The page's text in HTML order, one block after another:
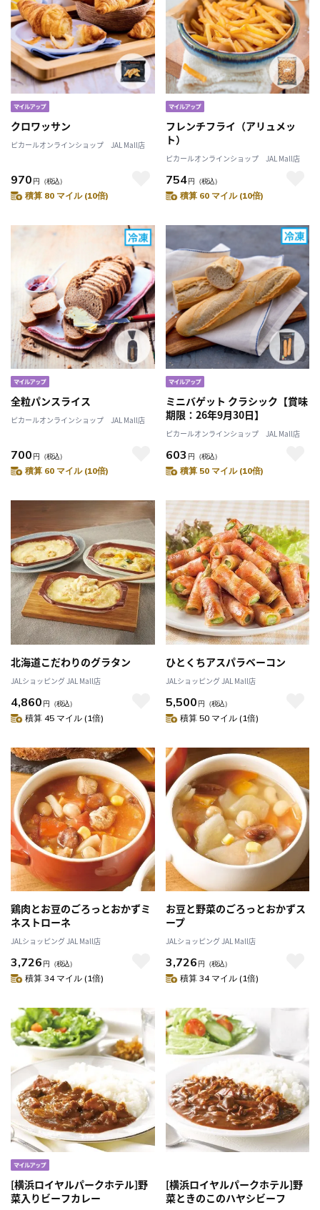
クロワッサン
ピカールオンラインショップ JAL Mall店
970 円 （税込）
積算 80 マイル (10倍)
フレンチフライ（アリュメッ
ト）
ピカールオンラインショップ JAL Mall店
754円 （税込）
積算 60 マイル (10倍)
全粒パンスライス
ピカールオンラインショップ JAL Mall店
700 円 （税込）
積算 60 マイル (10倍)
ミニバゲット クラシック【賞味
期限：26年9月30日】
ピカールオンラインショップ JAL Mall店
603 円 （税込）
積算 50 マイル (10倍)
北海道こだわりのグラタン
JALショッピング JAL Mall店
4,860 円 （税込）
積算 45 マイル (1倍)
ひとくちアスパラベーコン
JALショッピング JAL Mall店
5,500 円 （税込）
積算 50 マイル (1倍)
鶏肉とお豆のごろっとおかずミ
ネストローネ
JALショッピング JAL Mall店
3,726 円 （税込）
積算 34 マイル (1倍)
お豆と野菜のごろっとおかずス
ープ
JALショッピング JAL Mall店
3,726 円 （税込）
積算 34 マイル (1倍)
[横浜ロイヤルパークホテル]野
菜入りビーフカレー
[横浜ロイヤルパークホテル]野
菜ときのこのハヤシビーフ